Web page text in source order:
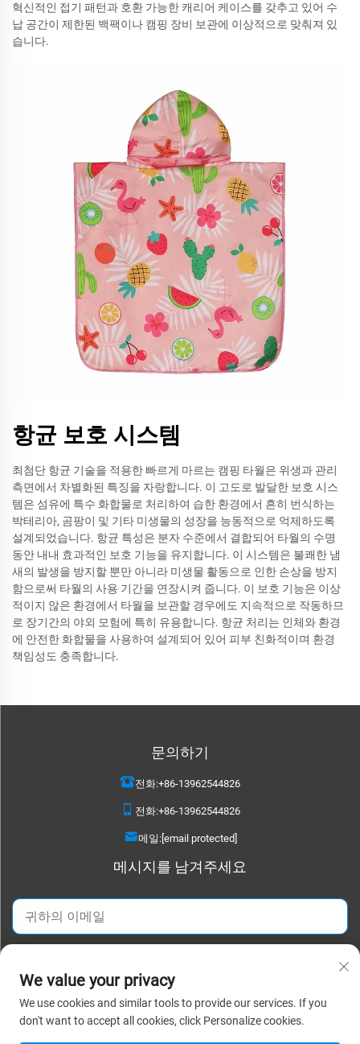
혁신적인 접기 패턴과 호환 가능한 캐리어 케이스를 갖추고 있어 수
납 공간이 제한된 백팩이나 캠핑 장비 보관에 이상적으로 맞춰져 있
습니다.
항균 보호 시스템
최첨단 항균 기술을 적용한 빠르게 마르는 캠핑 타월은 위생과 관리
측면에서 차별화된 특징을 자랑합니다. 이 고도로 발달한 보호 시스
템은 섬유에 특수 화합물로 처리하여 습한 환경에서 흔히 번식하는
박테리아, 곰팡이 및 기타 미생물의 성장을 능동적으로 억제하도록
설계되었습니다. 항균 특성은 분자 수준에서 결합되어 타월의 수명
동안 내내 효과적인 보호 기능을 유지합니다. 이 시스템은 불쾌한 냄
새의 발생을 방지할 뿐만 아니라 미생물 활동으로 인한 손상을 방지
함으로써 타월의 사용 기간을 연장시켜 줍니다. 이 보호 기능은 이상
적이지 않은 환경에서 타월을 보관할 경우에도 지속적으로 작동하므
로 장기간의 야외 모험에 특히 유용합니다. 항균 처리는 인체와 환경
에 안전한 화합물을 사용하여 설계되어 있어 피부 친화적이며 환경
책임성도 충족합니다.
문의하기
전화:+86-13962544826
전화:+86-13962544826
메일:[email protected]
메시지를 남겨주세요
저작권 © 2025 수저우 디타오 텍스타일 주식회사. 모든 권리 보유. |
보호정책
We value your privacy
We use cookies and similar tools to provide our services. If you
don't want to accept all cookies, click Personalize cookies.